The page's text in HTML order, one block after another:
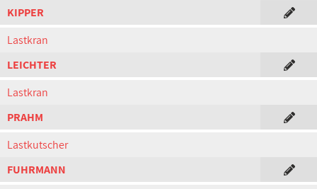
KIPPER
Lastkran
LEICHTER
Lastkran
PRAHM
Lastkutscher
FUHRMANN